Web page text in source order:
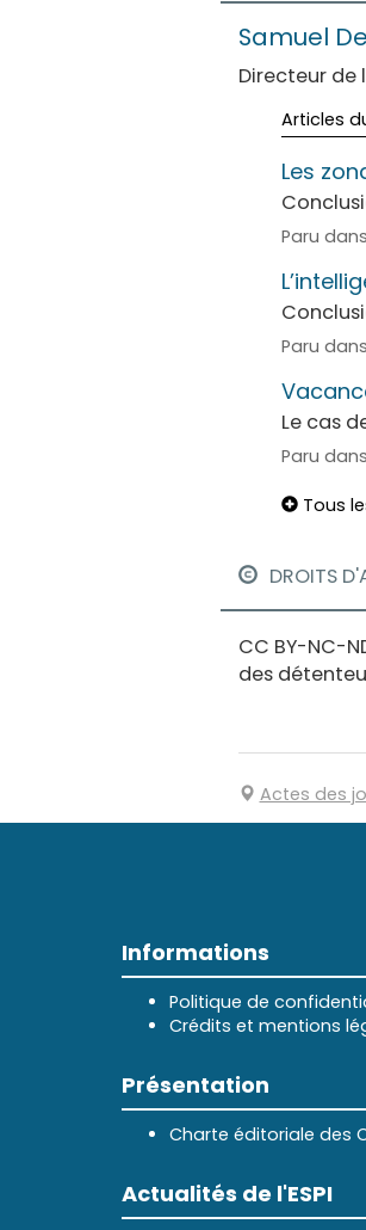
Samuel
Directeur de
Articles
Les
Paru dans
Paru dans
Le cas
Paru
Tous
DROITS
CC BY-NC-
des
Actes des
Informations
Politique de
Crédits et mentions
Présentation
Charte éditoriale des
Actualités de l'ESPI